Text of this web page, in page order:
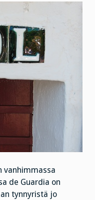
vanhimmassa
de Guardia on
tynnyristä jo